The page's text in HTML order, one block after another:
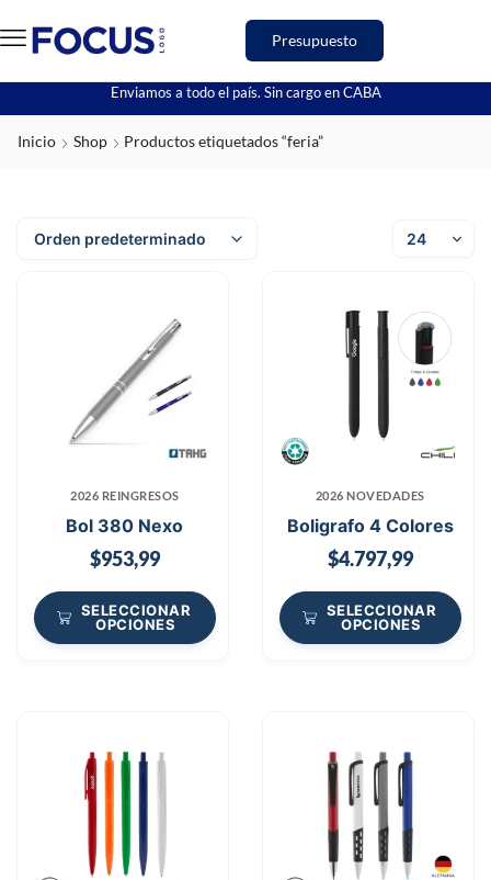
Presupuesto
Enviamos a todo el país. Sin cargo en CABA
Inicio Shop Productos etiquetados “feria”
2026 REINGRESOS
Bol 380 Nexo
$953,99
SELECCIONAR
OPCIONES
2026 NOVEDADES
Boligrafo 4 Colores
$4.797,99
SELECCIONAR
OPCIONES